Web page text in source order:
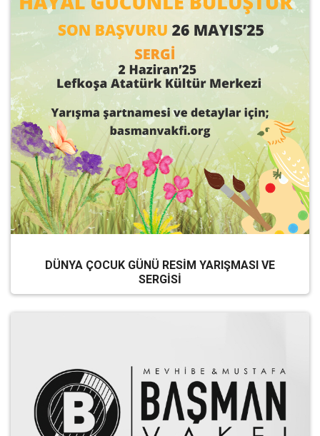
DÜNYA ÇOCUK GÜNÜ RESİM YARIŞMASI VE
SERGİSİ